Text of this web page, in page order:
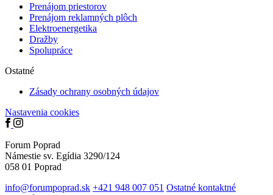
Prenájom priestorov
Prenájom reklamných plôch
Elektro­­­energetika
Dražby
Spolupráce
Ostatné
Zásady ochrany osobných údajov
Nastavenia cookies
Forum Poprad
Námestie sv. Egídia 3290/124
058 01 Poprad
info@forumpoprad.sk +421 948 007 051 Ostatné kontaktné